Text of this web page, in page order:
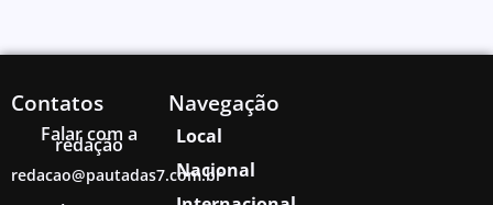
Contatos
Falar com a
redação
redacao@pautadas7.com.br
Navegação
Local
Nacional